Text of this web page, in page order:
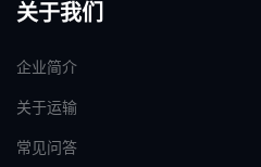
关于我们
企业简介
关于运输
常见问答